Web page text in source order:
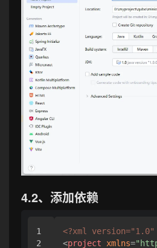
4.2、添加依赖
1
2
<?xml version="1.0"
<project xmlns=